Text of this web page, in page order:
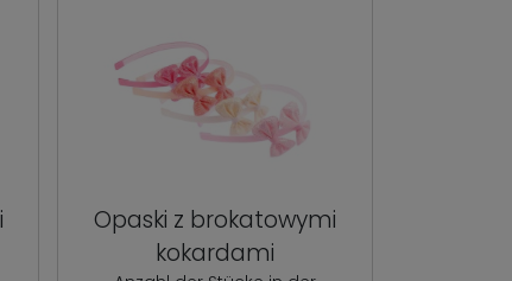
Opaski z brokatowymi
kokardami